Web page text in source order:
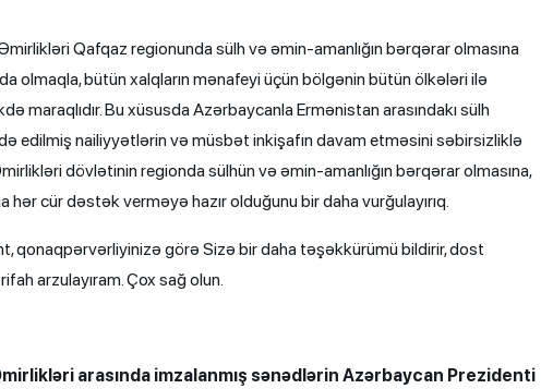
Qafqaz regionunda sülh və əmin-amanlığın bərqərar olmasına
olmaqla, bütün xalqların mənafeyi üçün bölgənin bütün ölkələri ilə
maraqlıdır. Bu xüsusda Azərbaycanla Ermənistan arasındakı sülh
edilmiş nailiyyətlərin və müsbət inkişafın davam etməsini səbirsizliklə
dövlətinin regionda sülhün və əmin-amanlığın bərqərar olmasına,
hər cür dəstək verməyə hazır olduğunu bir daha vurğulayırıq.
qonaqpərvərliyinizə görə Sizə bir daha təşəkkürümü bildirir, dost
arzulayıram. Çox sağ olun.
arasında imzalanmış sənədlərin Azərbaycan Prezidenti